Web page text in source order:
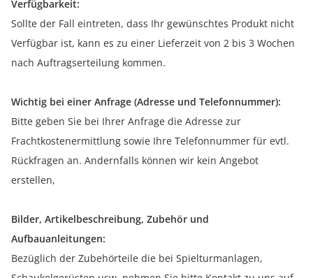
Verfügbarkeit:
Sollte der Fall eintreten, dass Ihr gewünschtes Produkt nicht
Verfügbar ist, kann es zu einer Lieferzeit von 2 bis 3 Wochen
nach Auftragserteilung kommen.
Wichtig bei einer Anfrage (Adresse und Telefonnummer):
Bitte geben Sie bei Ihrer Anfrage die Adresse zur
Frachtkostenermittlung sowie Ihre Telefonnummer für evtl.
Rückfragen an. Andernfalls können wir kein Angebot
erstellen,
Bilder, Artikelbeschreibung, Zubehör und
Aufbauanleitungen:
Bezüglich der Zubehörteile die bei Spielturmanlagen,